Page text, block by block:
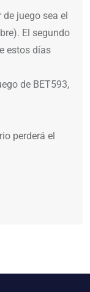
juego sea el
El segundo
estos días
de BET593,
perderá el